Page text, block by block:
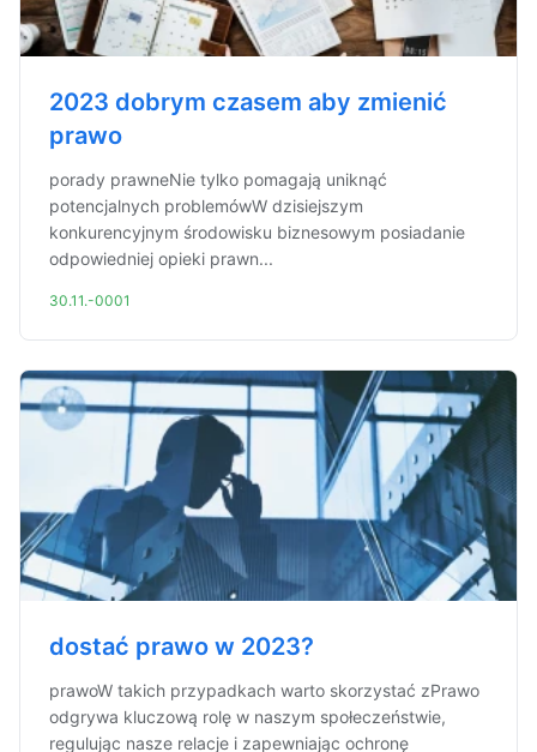
2023 dobrym czasem aby zmienić
prawo
porady prawneNie tylko pomagają uniknąć
potencjalnych problemówW dzisiejszym
konkurencyjnym środowisku biznesowym posiadanie
odpowiedniej opieki prawn...
30.11.-0001
dostać prawo w 2023?
prawoW takich przypadkach warto skorzystać zPrawo
odgrywa kluczową rolę w naszym społeczeństwie,
regulując nasze relacje i zapewniając ochronę